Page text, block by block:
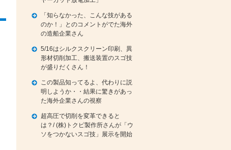
「知らなかった、こんな技がある
のか！」とのコメントがでた海外
の造船企業さん
5/16はシルクスクリーン印刷、異
形材切削加工、搬送装置のスゴ技
が盛りだくさん！
この製品知ってるよ、代わりに説
明しようか・・結果に驚きがあっ
た海外企業さんの視察
超高圧で切削を変革できると
は？/ (株)トクピ製作所さんが「ウ
ソをつかないスゴ技」展示を開始